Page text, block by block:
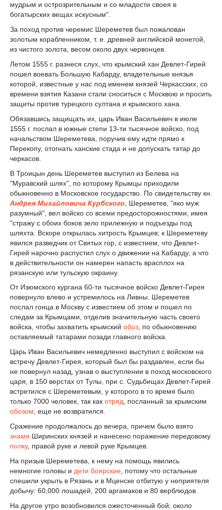
мудрым и острозрительным и со младости своея в
богатырских вещах искусным".
За поход против черемис Шереметев был пожалован
золотым корабленником, т. е. древней английской монетой,
из чистого золота, весом около двух червонцев.
Летом 1555 г. разнеся слух, что крымский хан Девлет-Гирей
пошел воевать Большую Кабарду, владетельные князья
которой, известные у нас под именем князей Черкасских, со
времени взятия Казани стали сноситься с Москвою и просить
защиты против турецкого султана и крымского хана.
Обязавшись защищать их, царь Иван Васильевич в июле
1555 г. послал в южные степи 13-ти тысячное войско, под
начальством Шереметева, поручив ему идти прямо к
Перекопу, отогнать ханские стада и не допускать татар до
черкасов.
В Троицын день Шереметев выступил из Белева на
"Муравский шлях", по которому Крымцы приходили
обыкновенно в Московское государство. По свидетельству кн.
Андрея Михайловича Курбского , Шереметев, "яко муж
разумный", вел войско со всеми предосторожностями, имея
"стражу с обоих боков зело прилежную и подъезды под
шляхта. Вскоре открылась хитрость Крымцев; к Шереметеву
явился разведчик от Святых гор, с известием, что Девлет-
Гирей нарочно распустил слух о движении на Кабарду, а что
в действительности он намерен напасть врасплох на
рязанскую или тульскую окраину.
От Изюмского кургана 60-ти тысячное войско Девлет-Гирея
повернуло влево и устремилось на Ливны. Шереметев
послал гонца в Москву с известием об этом и пошел по
следам за Крымцами, отделив значительную часть своего
войска, чтобы захватить крымский обоз, по обыкновению
оставляемый татарами позади главного войска.
Царь Иван Васильевич немедленно выступил с войском на
встречу Девлет-Гирея, который был бы раздавлен, если бы
не повернул назад, узнав о выступлении в поход московского
царя, в 150 верстах от Тулы, при с. Судьбищах Девлет-Гирей
встретился с Шереметевым, у которого в то время было
только 7000 человек, так как отряд, посланный за крымским
обозом, еще не возвратился.
Сражение продолжалось до вечера, причем было взято
знамя Ширинских князей и нанесено поражение передовому
полку, правой руке и левой руке Крымцев.
На призыв Шереметева, к нему на помощь явились
немногие головы и дети боярские , потому что остальные
спешили укрыть в Рязань и в Мценске отбитую у неприятеля
добычу: 60,000 лошадей, 200 аргамаков и 80 верблюдов.
На другое утро возобновился ожесточенный бой; около